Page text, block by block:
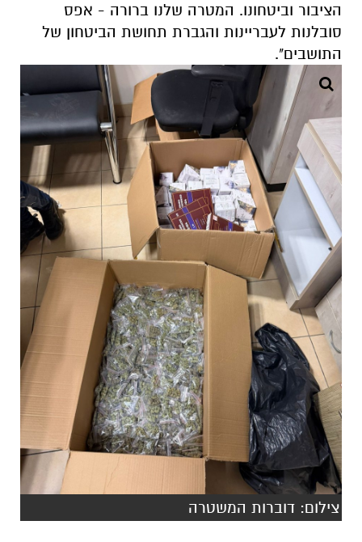
הציבור וביטחונו. המטרה שלנו ברורה - אפס
סובלנות לעבריינות והגברת תחושת הביטחון של
התושבים".
צילום: דוברות המשטרה